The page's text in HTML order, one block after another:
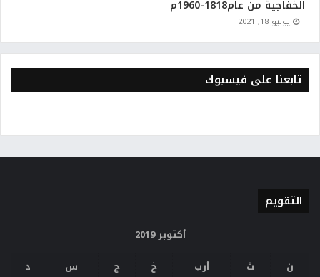
الخفاجية من عام1818-1960م
يونيو 18, 2021
تابعنا على فيسبوك
التقويم
أكتوبر 2019
ن
ث أرب خ ج س د